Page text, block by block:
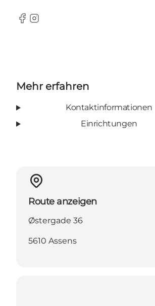
Facebook
Instagram
Mehr erfahren
Kontaktinformationen
Einrichtungen
Route anzeigen
Østergade 36
5610 Assens